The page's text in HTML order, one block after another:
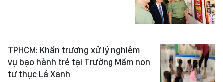
TPHCM: Khẩn trương xử lý nghiêm
vụ bạo hành trẻ tại Trường Mầm non
tư thục Lá Xanh